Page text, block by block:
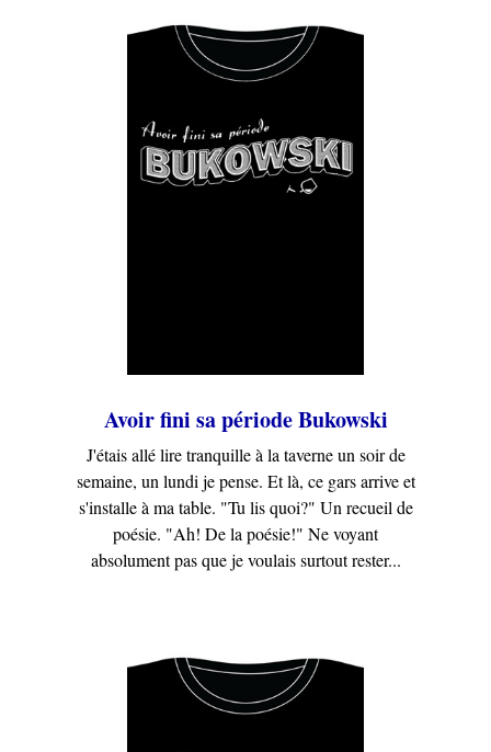
Avoir fini sa période Bukowski
J'étais allé lire tranquille à la taverne un soir de
semaine, un lundi je pense. Et là, ce gars arrive et
s'installe à ma table. "Tu lis quoi?" Un recueil de
poésie. "Ah! De la poésie!" Ne voyant
absolument pas que je voulais surtout rester...